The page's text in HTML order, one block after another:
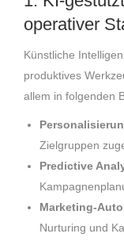
operativer
Künstliche
produktives
allem in folgenden
Zielgruppen
Predictive
Marketing-
Nurturing und